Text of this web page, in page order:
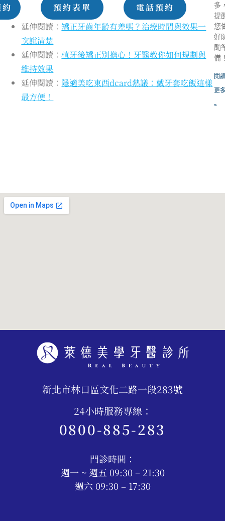
預約表單
電話預約
延伸閱讀：矯正牙齒年齡有差嗎？治療時間與效果一
次說清楚
延伸閱讀：植牙後矯正別擔心！牙醫教你如何規劃與
維持效果
延伸閱讀： 隱適美吃東西dcard熱議：戴牙套吃飯這樣
最方便！
多
提
您
好
颱
備
閱
更
»
新北市林口區文化二路一段283號
24小時服務專線：
0800-885-283
門診時間：
週一 ~ 週五 09:30 – 21:30
週六 09:30 – 17:30